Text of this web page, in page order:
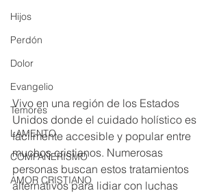
Hijos
Perdón
Dolor
Evangelio
Temores
LAMENTO
COMPAÑERISMO
AMOR CRISTIANO
Vivo en una región de los Estados
Unidos donde el cuidado holístico es
fácilmente accesible y popular entre
muchos cristianos. Numerosas
personas buscan estos tratamientos
alternativos para lidiar con luchas